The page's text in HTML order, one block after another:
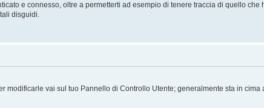
e connesso, oltre a permetterti ad esempio di tenere traccia di quello
disguidi.
vai sul tuo Pannello di Controllo Utente; generalmente sta in